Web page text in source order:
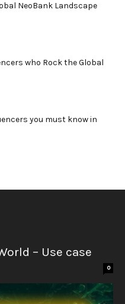
NeoBank Landscape
who Rock the Global
you must know in
– Use case
0